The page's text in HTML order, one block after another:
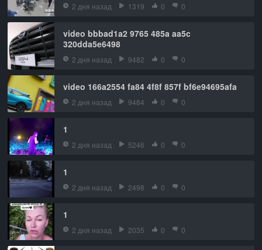
2 дня назад 1319 0 0
video bbbad1a2 9765 485a aa5c
320dda5e6498
2 дня назад 9482 0 0
video 166a2554 fa84 4f8f 857f bf6e94695afa
2 дня назад 9484 0 0
1
2 дня назад 5246 0 0
1
2 дня назад 2498 0 0
1
2 дня назад 2035 0 0